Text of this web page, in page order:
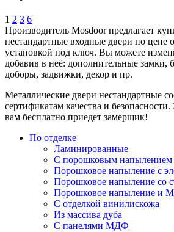
1 2 3 6
Производитель Mosdoor предлагает
нестандартные входные двери по цене
установкой под ключ. Вы можете
добавив в неё: дополнительные замки,
доборы, задвижки, декор и пр.
Металлические двери нестандартные
сертификатам качества и
вам бесплатно приедет замерщик!
По отделке
Ламинированные
С порошковым напылением
Порошковое напыление с
Порошковое напыление со
Порошковое напыление и
С отделкой винилискожа
Из массива дуба
С панелями МДФ